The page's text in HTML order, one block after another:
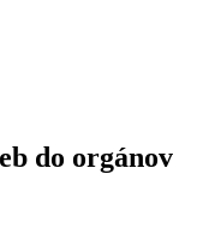
do orgánov